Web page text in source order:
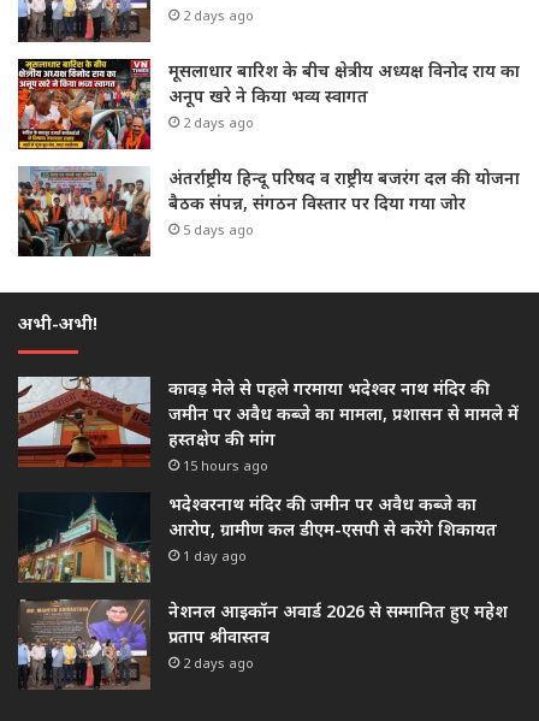
2 days ago
मूसलाधार बारिश के बीच क्षेत्रीय अध्यक्ष विनोद राय का
अनूप खरे ने किया भव्य स्वागत
2 days ago
अंतर्राष्ट्रीय हिन्दू परिषद व राष्ट्रीय बजरंग दल की योजना
बैठक संपन्न, संगठन विस्तार पर दिया गया जोर
5 days ago
अभी-अभी!
कावड़ मेले से पहले गरमाया भदेश्वर नाथ मंदिर की
जमीन पर अवैध कब्जे का मामला, प्रशासन से मामले में
हस्तक्षेप की मांग
15 hours ago
भदेश्वरनाथ मंदिर की जमीन पर अवैध कब्जे का
आरोप, ग्रामीण कल डीएम-एसपी से करेंगे शिकायत
1 day ago
नेशनल आइकॉन अवार्ड 2026 से सम्मानित हुए महेश
प्रताप श्रीवास्तव
2 days ago